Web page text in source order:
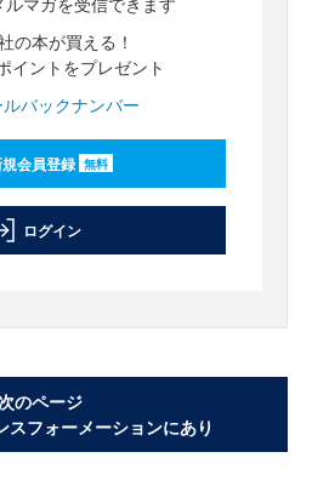
の本が買える！
イントをプレゼント
ルバックナンバー
会員登録 無料
ログイン
のページ
スフォーメーションにあり